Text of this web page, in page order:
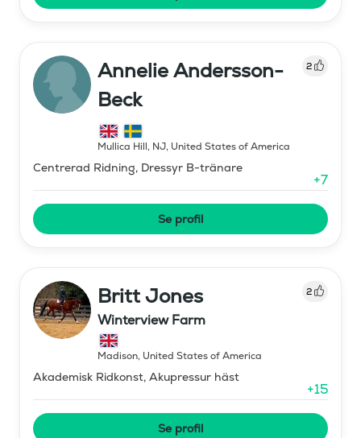
Annelie Andersson-
Beck
2
Mullica Hill, NJ, United States of America
Centrerad Ridning, Dressyr B-tränare
+7
Se profil
Britt Jones 2
Winterview Farm
Madison, United States of America
Akademisk Ridkonst, Akupressur häst
+15
Se profil